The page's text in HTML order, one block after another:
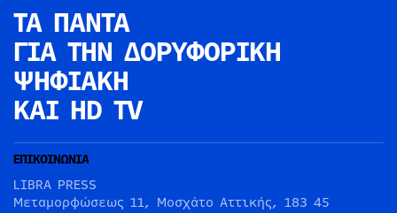
ΤΑ ΠΑΝΤΑ
ΓΙΑ ΤΗΝ ΔΟΡΥΦΟΡΙΚΗ
ΨΗΦΙΑΚΗ
ΚΑΙ HD TV
ΕΠΙΚΟΙΝΩΝΙΑ
LIBRA PRESS
Μεταμορφώσεως 11, Μοσχάτο Αττικής, 183 45